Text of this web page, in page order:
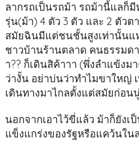
ลากรถเป็นรถม้า รถม้านี้แลก็
รุ่น(ม้า) 4 ตัว 3 ตัว และ 2 ตัว
สมัยฉินมีแต่ชนชั้นสูงเท่านั้นแ
ชาวบ้านร้านตลาด คนธรรมด
า?? ก็เดินสิค้าาา (พึ่งลำแข้ง
ว่างั้น อย่าบ่นว่าทำไมขาใหญ่
เดินทางมาไกลตั้งแต่สมัยก่อน
นอกจากเอาไว้ขี่แล้ว ม้าก็ยัง
แข็งแกร่งของรัฐหรือแคว้นใ